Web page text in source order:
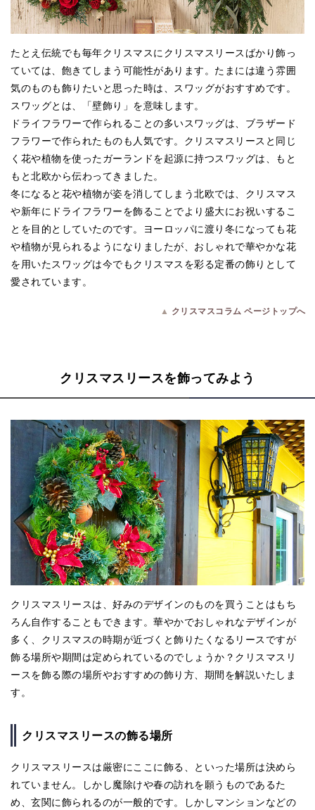
たとえ伝統でも毎年クリスマスにクリスマスリースばかり飾っ
ていては、飽きてしまう可能性があります。たまには違う雰囲
気のものも飾りたいと思った時は、スワッグがおすすめです。
スワッグとは、「壁飾り」を意味します。
ドライフラワーで作られることの多いスワッグは、ブラザード
フラワーで作られたものも人気です。クリスマスリースと同じ
く花や植物を使ったガーランドを起源に持つスワッグは、もと
もと北欧から伝わってきました。
冬になると花や植物が姿を消してしまう北欧では、クリスマス
や新年にドライフラワーを飾ることでより盛大にお祝いするこ
とを目的としていたのです。ヨーロッパに渡り冬になっても花
や植物が見られるようになりましたが、おしゃれで華やかな花
を用いたスワッグは今でもクリスマスを彩る定番の飾りとして
愛されています。
▲ クリスマスコラム ページトップへ
クリスマスリースを飾ってみよう
クリスマスリースは、好みのデザインのものを買うことはもち
ろん自作することもできます。華やかでおしゃれなデザインが
多く、クリスマスの時期が近づくと飾りたくなるリースですが
飾る場所や期間は定められているのでしょうか？クリスマスリ
ースを飾る際の場所やおすすめの飾り方、期間を解説いたしま
す。
クリスマスリースの飾る場所
クリスマスリースは厳密にここに飾る、といった場所は決めら
れていません。しかし魔除けや春の訪れを願うものであるた
め、玄関に飾られるのが一般的です。しかしマンションなどの